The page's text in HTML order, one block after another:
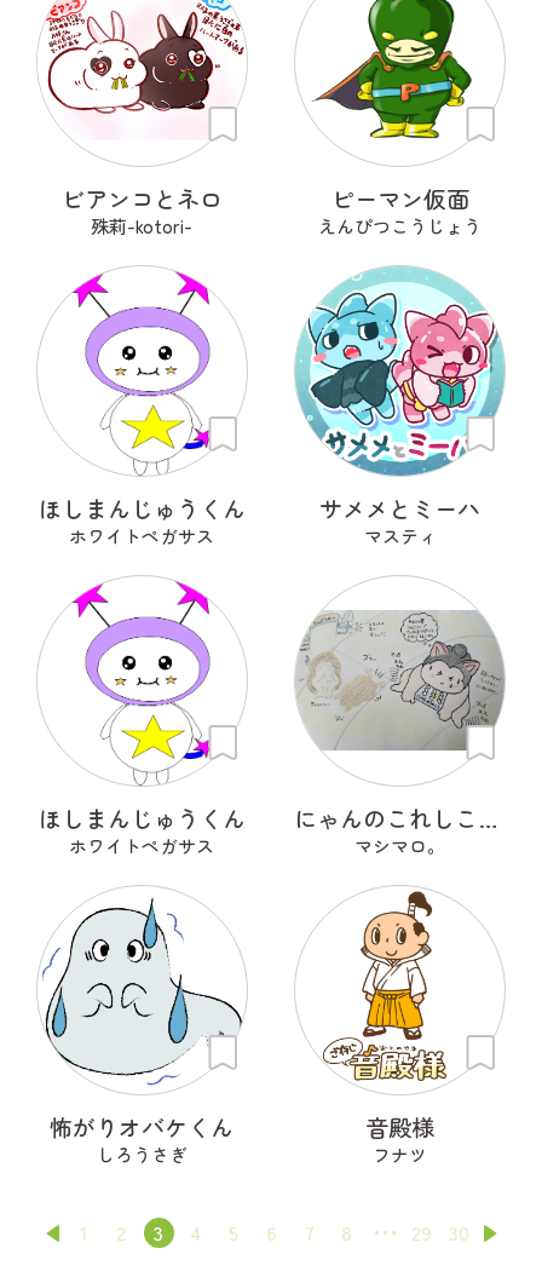
ビアンコとネロ
殊莉-kotori-
ピーマン仮面
えんぴつこうじょう
ほしまんじゅうくん
ホワイトペガサス
サメメとミーハ
マスティ
ほしまんじゅうくん
ホワイトペガサス
にゃんのこれしこ ある日の夢 Ｎo.2
マシマロ。
怖がりオバケくん
しろうさぎ
音殿様
フナツ
1 2 3 4 5 6 7 8 29 30